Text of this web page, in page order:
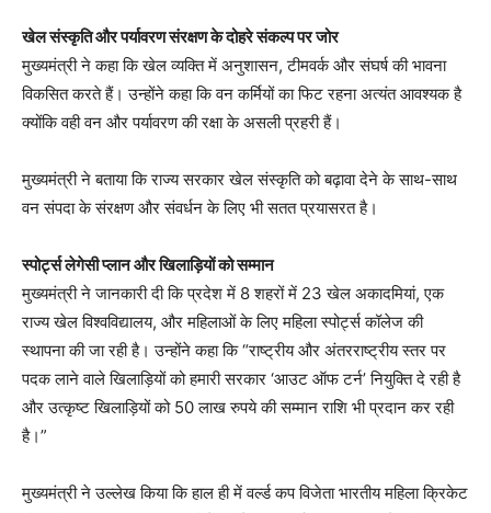
खेल संस्कृति और पर्यावरण संरक्षण के दोहरे संकल्प पर जोर
मुख्यमंत्री ने कहा कि खेल व्यक्ति में अनुशासन, टीमवर्क और संघर्ष की भावना
विकसित करते हैं। उन्होंने कहा कि वन कर्मियों का फिट रहना अत्यंत आवश्यक है
क्योंकि वही वन और पर्यावरण की रक्षा के असली प्रहरी हैं।
मुख्यमंत्री ने बताया कि राज्य सरकार खेल संस्कृति को बढ़ावा देने के साथ-साथ
वन संपदा के संरक्षण और संवर्धन के लिए भी सतत प्रयासरत है।
स्पोर्ट्स लेगेसी प्लान और खिलाड़ियों को सम्मान
मुख्यमंत्री ने जानकारी दी कि प्रदेश में 8 शहरों में 23 खेल अकादमियां, एक
राज्य खेल विश्वविद्यालय, और महिलाओं के लिए महिला स्पोर्ट्स कॉलेज की
स्थापना की जा रही है। उन्होंने कहा कि “राष्ट्रीय और अंतरराष्ट्रीय स्तर पर
पदक लाने वाले खिलाड़ियों को हमारी सरकार ‘आउट ऑफ टर्न’ नियुक्ति दे रही है
और उत्कृष्ट खिलाड़ियों को 50 लाख रुपये की सम्मान राशि भी प्रदान कर रही
है।”
मुख्यमंत्री ने उल्लेख किया कि हाल ही में वर्ल्ड कप विजेता भारतीय महिला क्रिकेट